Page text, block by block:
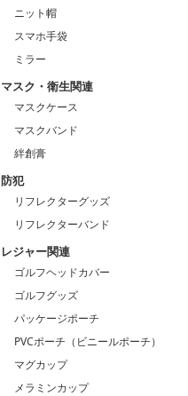
ニット帽
スマホ手袋
ミラー
マスク・衛生関連
マスクケース
マスクバンド
絆創膏
防犯
リフレクターグッズ
リフレクターバンド
レジャー関連
ゴルフヘッドカバー
ゴルフグッズ
パッケージポーチ
PVCポーチ（ビニールポーチ）
マグカップ
メラミンカップ